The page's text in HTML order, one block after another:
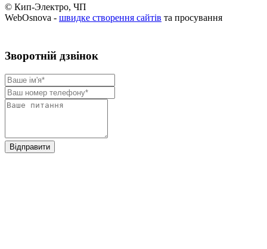
© Кип-Электро, ЧП
WebOsnova - швидке створення сайтів та просування
Зворотнiй дзвiнок